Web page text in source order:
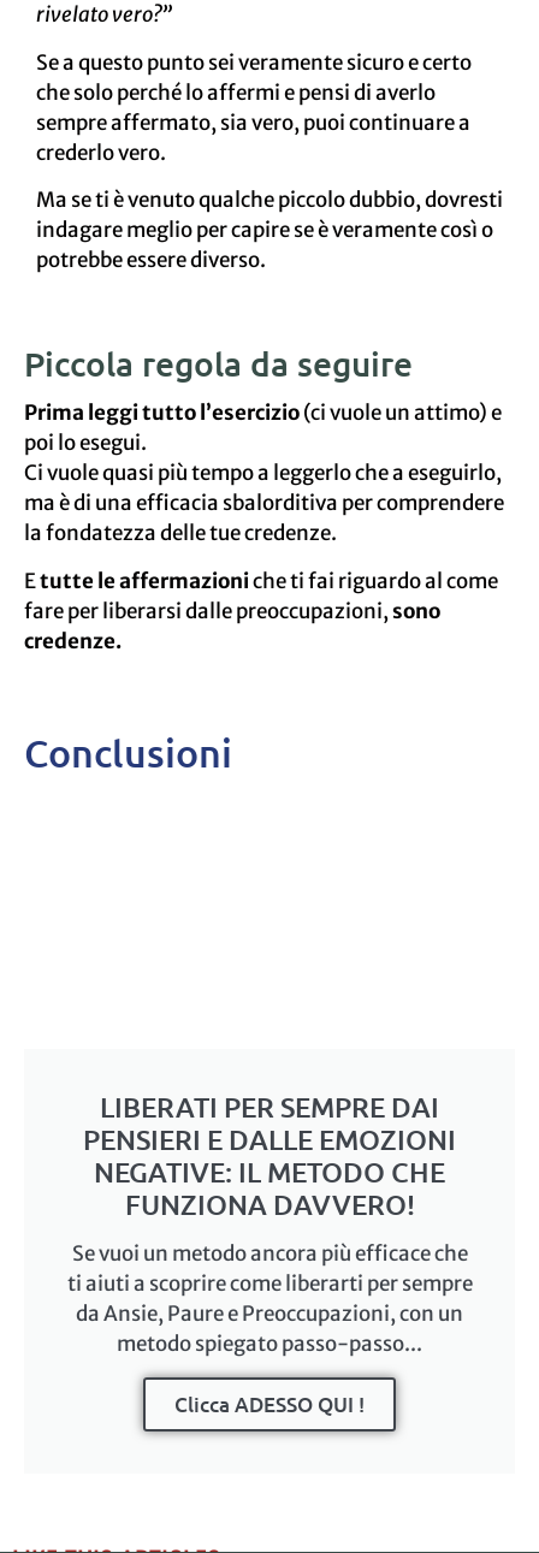
rivelato vero?”
Se a questo punto sei veramente sicuro e certo
che solo perché lo affermi e pensi di averlo
sempre affermato, sia vero, puoi continuare a
crederlo vero.
Ma se ti è venuto qualche piccolo dubbio, dovresti
indagare meglio per capire se è veramente così o
potrebbe essere diverso.
Piccola regola da seguire
Prima leggi tutto l’esercizio(ci vuole un attimo) e
poi lo esegui.
Ci vuole quasi più tempo a leggerlo che a eseguirlo,
ma è di una efficacia sbalorditiva per comprendere
la fondatezza delle tue credenze.
Etutte le affermazioniche ti fai riguardo al come
fare per liberarsi dalle preoccupazioni,sono
credenze.
Conclusioni
LIBERATI PER SEMPRE DAI
PENSIERI E DALLE EMOZIONI
NEGATIVE: IL METODO CHE
FUNZIONA DAVVERO!
Se vuoi un metodo ancora più efficace che
ti aiuti a scoprire come liberarti per sempre
da Ansie, Paure e Preoccupazioni, con un
metodo spiegato passo-passo...
Clicca ADESSO QUI !